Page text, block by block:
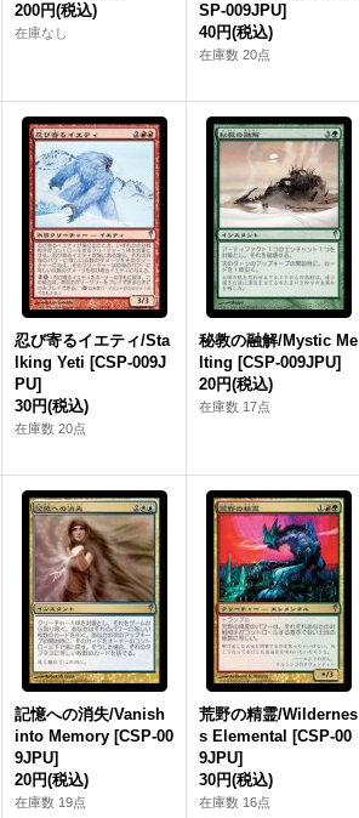
200円(税込)
在庫なし
SP-009JPU]
40円(税込)
在庫数 20点
忍び寄るイエティ/Sta
lking Yeti [CSP-009J
PU]
30円(税込)
在庫数 20点
秘教の融解/Mystic Me
lting [CSP-009JPU]
20円(税込)
在庫数 17点
記憶への消失/Vanish
into Memory [CSP-00
9JPU]
20円(税込)
在庫数 19点
荒野の精霊/Wildernes
s Elemental [CSP-00
9JPU]
30円(税込)
在庫数 16点